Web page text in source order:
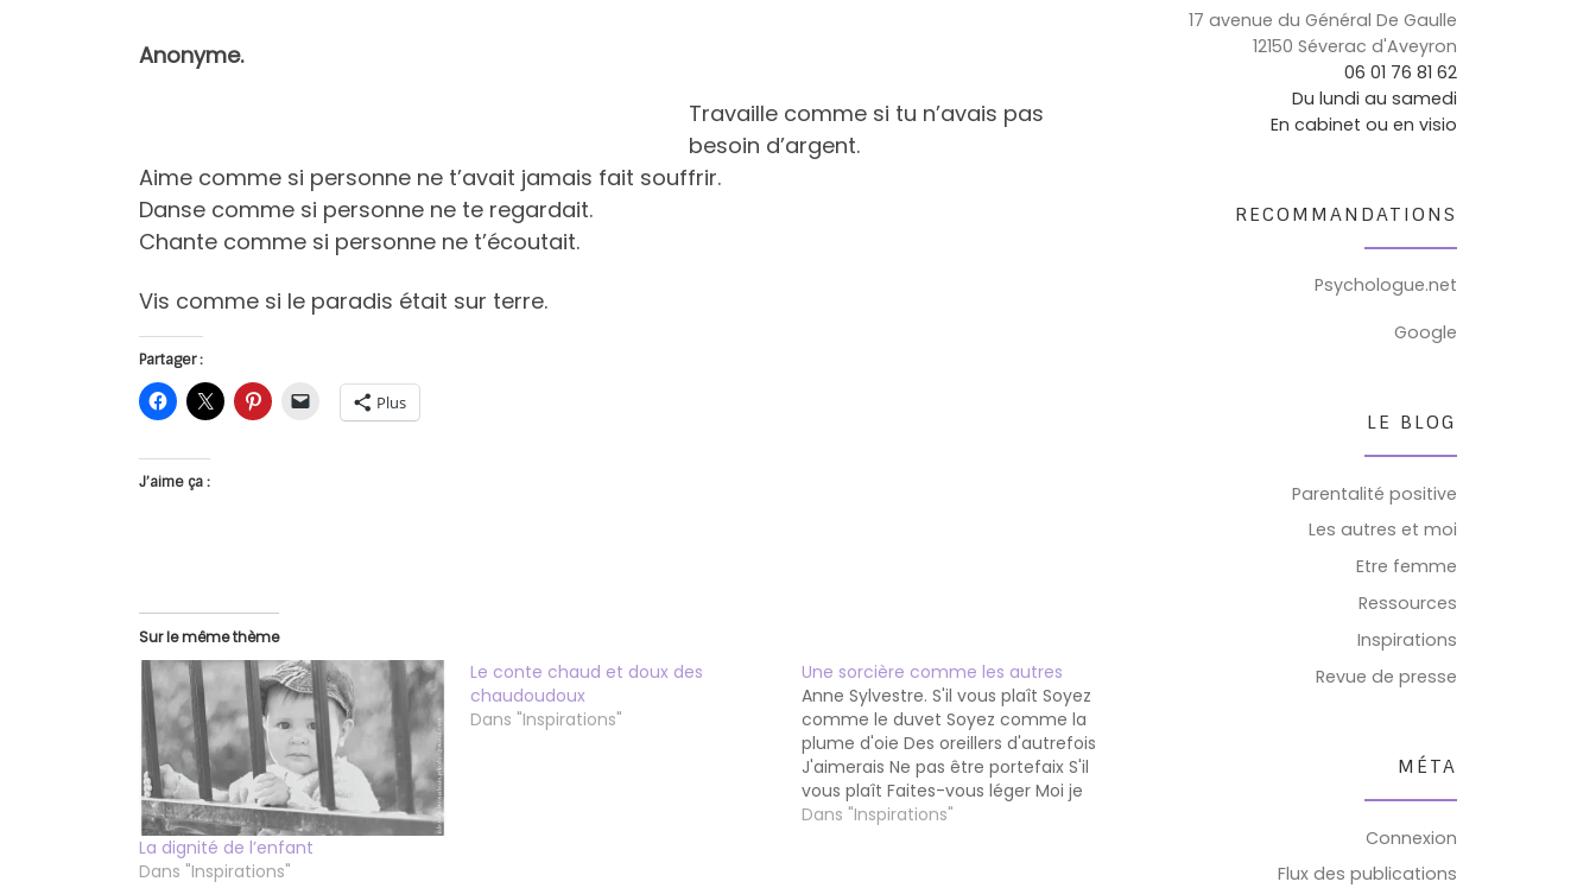
Anonyme.
Travaille comme si tu n’avais pas
besoin d’argent.
Aime comme si personne ne t’avait jamais fait souffrir.
Danse comme si personne ne te regardait.
Chante comme si personne ne t’écoutait.
Vis comme si le paradis était sur terre.
Partager :
Plus
J’aime ça :
Sur le même thème
La dignité de l’enfant
Dans "Inspirations"
Le conte chaud et doux des
chaudoudoux
Dans "Inspirations"
Une sorcière comme les autres
Anne Sylvestre. S'il vous plaît Soyez
comme le duvet Soyez comme la
plume d'oie Des oreillers d'autrefois
J'aimerais Ne pas être portefaix S'il
vous plaît Faites-vous léger Moi je
ne peux plus bouger Je vous ai porté
Dans "Inspirations"
17 avenue du Général De Gaulle
12150 Séverac d'Aveyron
06 01 76 81 62
Du lundi au samedi
En cabinet ou en visio
RECOMMANDATIONS
Psychologue.net
Google
LE BLOG
Parentalité positive
Les autres et moi
Etre femme
Ressources
Inspirations
Revue de presse
MÉTA
Connexion
Flux des publications